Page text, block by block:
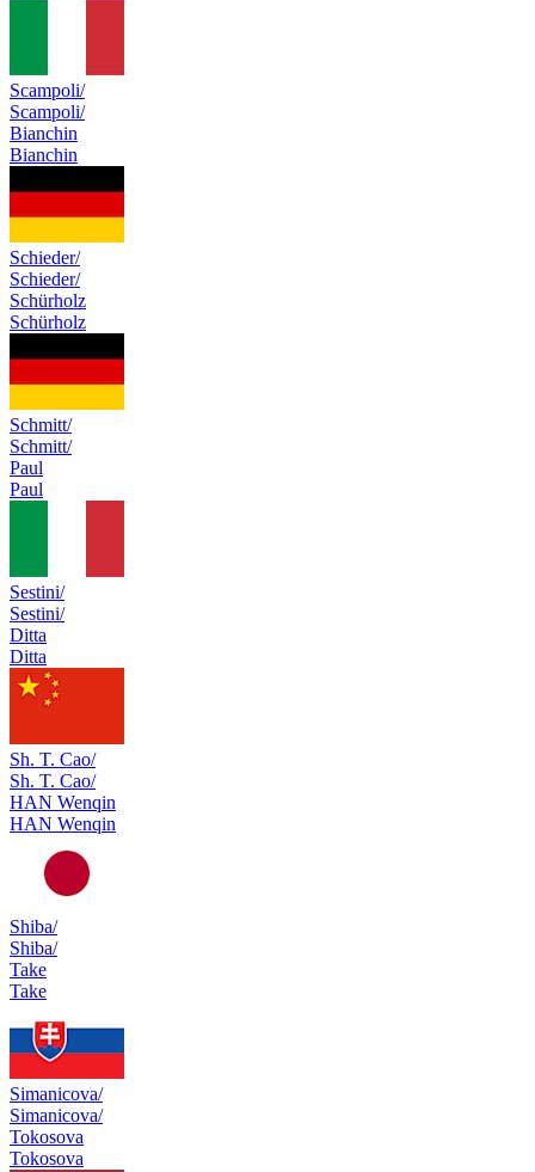
Scampoli/
Scampoli/
Bianchin
Bianchin
Schieder/
Schieder/
Schürholz
Schürholz
Schmitt/
Schmitt/
Paul
Paul
Sestini/
Sestini/
Ditta
Ditta
Sh. T. Cao/
Sh. T. Cao/
HAN Wenqin
HAN Wenqin
Shiba/
Shiba/
Take
Take
Simanicova/
Simanicova/
Tokosova
Tokosova